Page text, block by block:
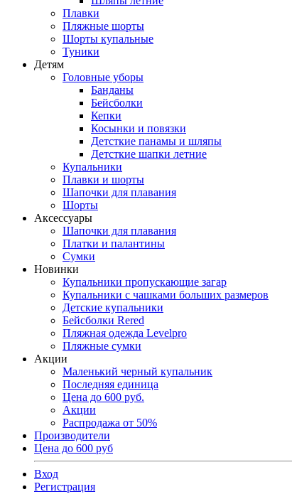
Плавки
Пляжные шорты
Шорты купальные
Туники
Детям
Головные уборы
Банданы
Бейсболки
Кепки
Косынки и повязки
Детсткие панамы и шляпы
Детсткие шапки летние
Купальники
Плавки и шорты
Шапочки для плавания
Шорты
Аксессуары
Шапочки для плавания
Платки и палантины
Сумки
Новинки
Купальники пропускающие загар
Купальники с чашками больших размеров
Детские купальники
Бейсболки Rered
Пляжная одежда Levelpro
Пляжные сумки
Акции
Маленький черный купальник
Последняя единица
Цена до 600 руб.
Акции
Распродажа от 50%
Производители
Цена до 600 руб
Вход
Регистрация